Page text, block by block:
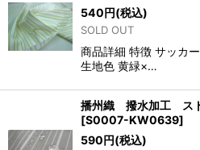
540円(税込)
SOLD OUT
商品詳細 特徴 サッカ
生地色 黄緑×…
播州織 撥水加工 ス
[S0007-KW0639]
590円(税込)